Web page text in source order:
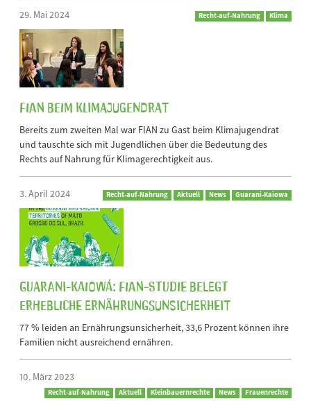
29. Mai 2024 Recht-auf-Nahrung Klima
FIAN beim Klimajugendrat
Bereits zum zweiten Mal war FIAN zu Gast beim Klimajugendrat
und tauschte sich mit Jugendlichen über die Bedeutung des
Rechts auf Nahrung für Klimagerechtigkeit aus.
3. April 2024 Recht-auf-Nahrung Aktuell News Guarani-Kaiowa
Guarani-Kaiowá: FIAN-Studie belegt
erhebliche Ernährungsunsicherheit
77 % leiden an Ernährungsunsicherheit, 33,6 Prozent können ihre
Familien nicht ausreichend ernähren.
10. März 2023
Recht-auf-Nahrung Aktuell Kleinbauernrechte News Frauenrechte